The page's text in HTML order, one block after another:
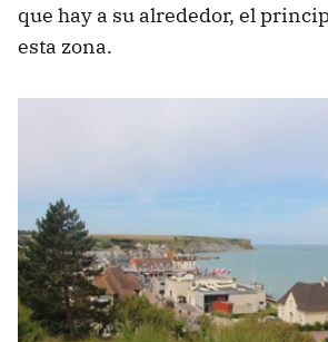
que hay a su alrededor, el
esta zona.